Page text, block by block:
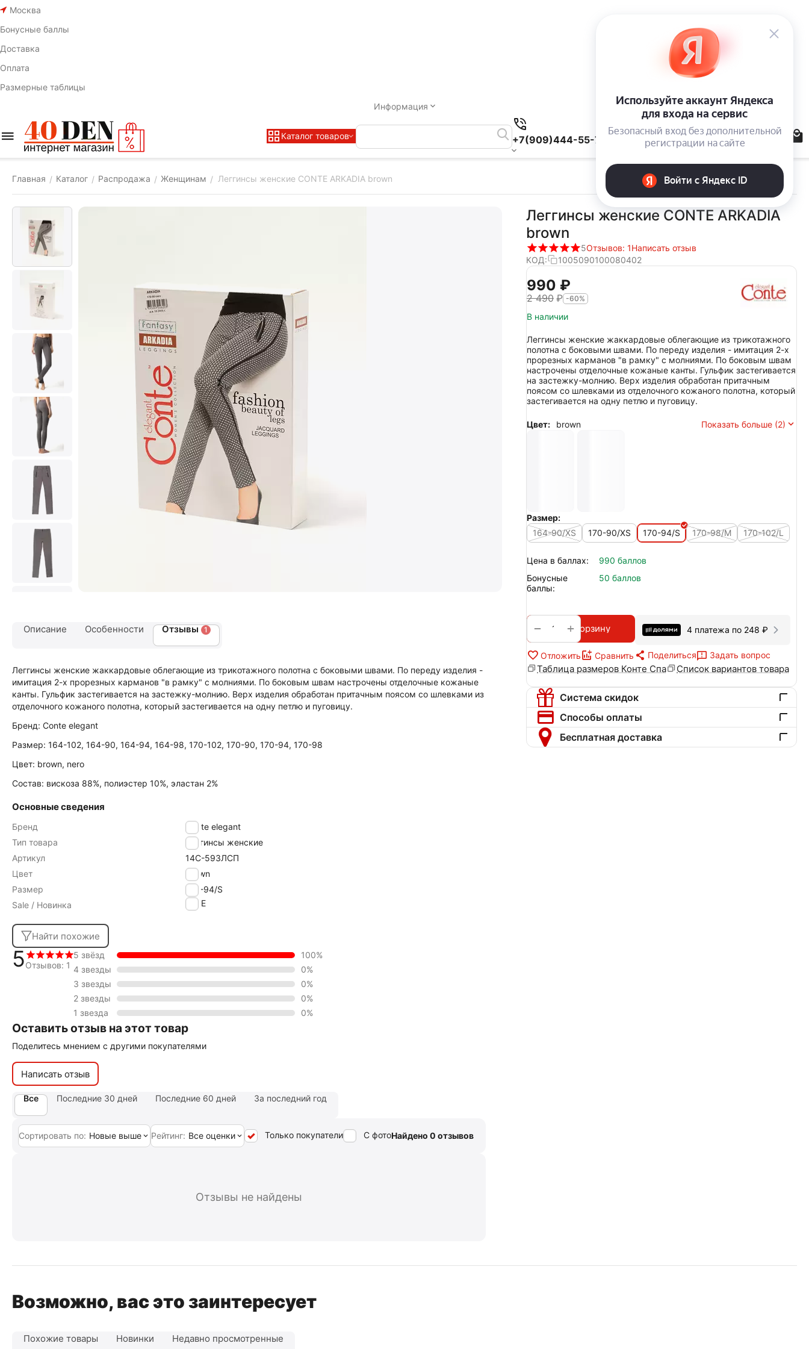
Москва
Бонусные баллы
Доставка
Оплата
Размерные таблицы
Информация
Каталог товаров +7(909)444-55-78
Главная / Каталог / Распродажа / Женщинам / Леггинсы женские CONTE ARKADIA brown
Леггинсы женские CONTE ARKADIA
brown
5Отзывов: 1Написать отзыв
КОД:
1005090100080402
‍990‍ ₽
2 490 ₽ -60%
В наличии
Леггинсы женские жаккардовые облегающие из трикотажного
полотна с боковыми швами. По переду изделия - имитация 2-х
прорезных карманов "в рамку" с молниями. По боковым швам
настрочены отделочные кожаные канты. Гульфик застегивается
на застежку-молнию. Верх изделия обработан притачным
поясом со шлевками из отделочного кожаного полотна, который
застегивается на одну петлю и пуговицу.
Цвет: brown Показать больше (2)
Размер:
164-90/XS
170-90/XS 170-94/S 170-98/M 170-102/L
Цена в баллах:
990 баллов
Бонусные
баллы:
50 баллов
+
− В корзину 4 платежа по 248 ₽
Отложить Сравнить Поделиться Задать вопрос
Таблица размеров Конте Спа Список вариантов товара
Система скидок
Способы оплаты
Бесплатная доставка
Описание Особенности Отзывы 1
Леггинсы женские жаккардовые облегающие из трикотажного полотна с боковыми швами. По переду изделия -
имитация 2-х прорезных карманов "в рамку" с молниями. По боковым швам настрочены отделочные кожаные
канты. Гульфик застегивается на застежку-молнию. Верх изделия обработан притачным поясом со шлевками из
отделочного кожаного полотна, который застегивается на одну петлю и пуговицу.
Бренд: Conte elegant
Размер: 164-102, 164-90, 164-94, 164-98, 170-102, 170-90, 170-94, 170-98
Цвет: brown, nero
Состав: вискоза 88%, полиэстер 10%, эластан 2%
Основные сведения
Бренд
Conte elegant
Тип товара
Леггинсы женские
Артикул
14С-593ЛСП
Цвет
brown
Размер
170-94/S
Sale / Новинка
SALE
Найти похожие
5Отзывов: 1
5 звёзд
100%
4 звезды
0%
3 звезды
0%
2 звезды
0%
1 звезда
0%
Оставить отзыв на этот товар
Поделитесь мнением с другими покупателями
Написать отзыв
Все Последние 30 дней Последние 60 дней За последний год
Сортировать по: Новые выше Рейтинг: Все оценки Только покупатели С фотоНайдено 0 отзывов
Отзывы не найдены
Возможно, вас это заинтересует
Похожие товары Новинки Недавно просмотренные